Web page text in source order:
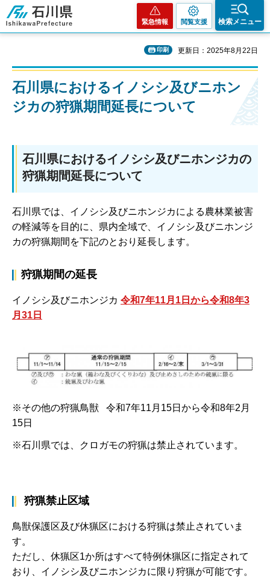
石川県
緊急情報 閲覧支援 検索メニュー
印刷 更新日：2025年8月22日
石川県におけるイノシシ及びニホン
ジカの狩猟期間延長について
石川県におけるイノシシ及びニホンジカの
狩猟期間延長について
石川県では、イノシシ及びニホンジカによる農林業被害
の軽減等を目的に、県内全域で、イノシシ及びニホンジ
カの狩猟期間を下記のとおり延長します。
狩猟期間の延長
イノシシ及びニホンジカ 令和7年11月1日から令和8年3
月31日
※その他の狩猟鳥獣 令和7年11月15日から令和8年2月
15日
※石川県では、クロガモの狩猟は禁止されています。
狩猟禁止区域
鳥獣保護区及び休猟区における狩猟は禁止されていま
す。
ただし、休猟区1か所はすべて特例休猟区に指定されて
おり、イノシシ及びニホンジカに限り狩猟が可能です。